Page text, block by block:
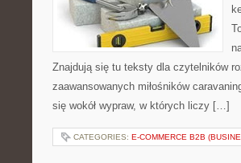
Znajdują się tu teksty dla czytelników
zaawansowanych miłośników
się wokół wypraw, w których liczy […]
CATEGORIES: E-COMMERCE B2B